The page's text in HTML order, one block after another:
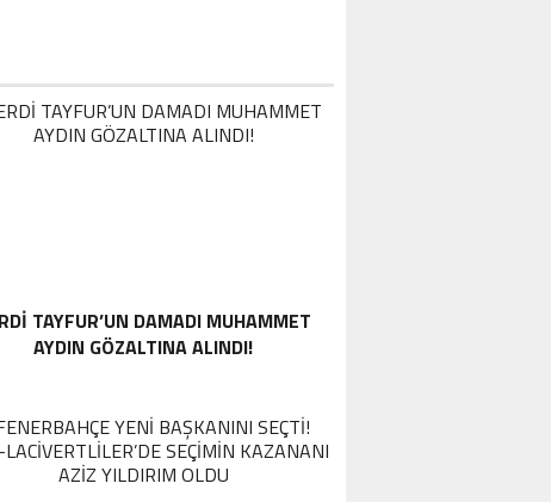
TAYFUR’UN DAMADI MUHAMMET
AYDIN GÖZALTINA ALINDI!